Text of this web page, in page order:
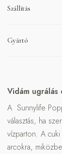
Szállítás
Gyártó
Vidám
A Sunnylife
választás, ha
vízparton. A
arcokra,